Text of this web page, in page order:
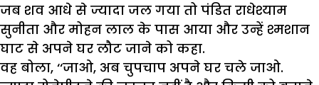
जब शव आधे से ज्यादा जल गया तो पंडित राधेश्याम
सुनीता और मोहन लाल के पास आया और उन्हें श्मशान
घाट से अपने घर लौट जाने को कहा.
वह बोला, ‘‘जाओ, अब चुपचाप अपने घर चले जाओ.